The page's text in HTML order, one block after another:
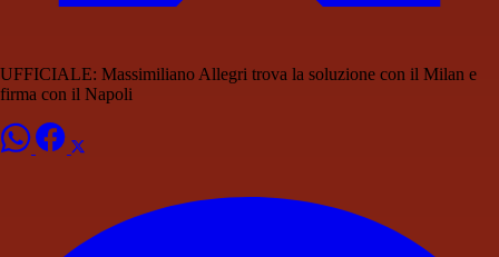
UFFICIALE: Massimiliano Allegri trova la soluzione con il Milan e
firma con il Napoli